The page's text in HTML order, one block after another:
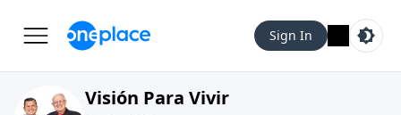
Sign In
Visión Para Vivir